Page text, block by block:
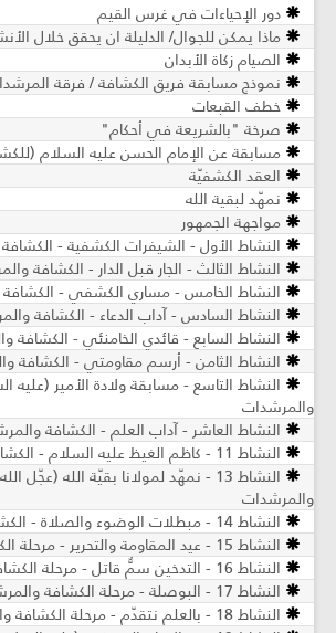
دور الإحياءات في غرس القيم
ماذا يمكن للجوال/ الدليلة ان يحقق خلال
الصيام زكاة الأبدان
نموذج مسابقة فريق الكشافة / فرقة
خطف القبعات
صرخة "بالشريعة في أحكام"
مسابقة عن الإمام الحسن عليه السلام
العقد الكشفيّة
نمهّد لبقية الله
مواجهة الجمهور
النشاط الأول - الشيفرات الكشفية -
النشاط الثالث - الجار قبل الدار - الكشافة
النشاط الخامس - مساري الكشفي -
النشاط السادس - آداب الدعاء - الكشافة
النشاط السابع - قائدي الخامنئي - الكشافة
النشاط الثامن - أرسم مقاومتي - الكشافة
النشاط التاسع - مسابقة ولادة الأمير (عليه
والمرشدات
النشاط العاشر - آداب العلم - الكشافة
النشاط 11 - كاظم الغيظ عليه السلام - الكشافة والمرشدات
النشاط 13 - نمهّد لمولانا بقيّة الله
والمرشدات
النشاط 14 - مبطلات الوضوء والصلاة - الكشافة والمرشدات
النشاط 15 - عيد المقاومة والتحرير - مرحلة الكشافة والمرشدات
النشاط 16 - التدخين سمٌّ قاتل - مرحلة الكشافة والمرشدات
النشاط 17 - البوصلة - مرحلة الكشافة والمرشدات
النشاط 18 - بالعلم نتقدّم - مرحلة الكشافة والمرشدات